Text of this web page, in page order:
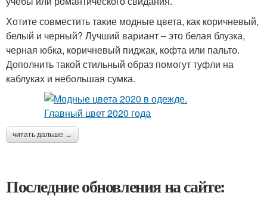
Хотите совместить такие модные цвета, как коричневый,
белый и черный? Лучший вариант – это белая блузка,
черная юбка, коричневый пиджак, кофта или пальто.
Дополнить такой стильный образ помогут туфли на
каблуках и небольшая сумка.
читать дальше →
Последние обновления на сайте: